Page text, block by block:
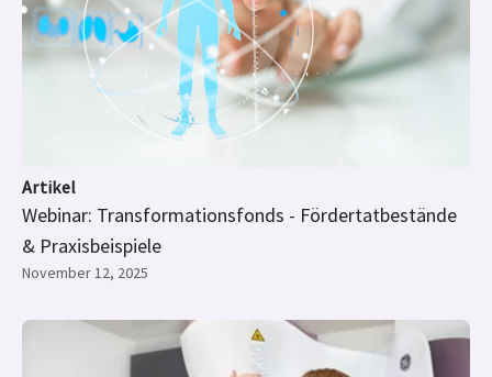
Artikel
Webinar: Transformationsfonds - Fördertatbestände
& Praxisbeispiele
November 12, 2025